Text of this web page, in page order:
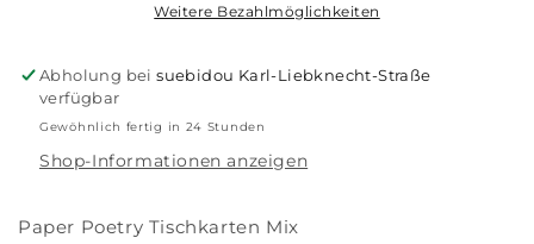
Weitere Bezahlmöglichkeiten
Abholung beisuebidou Karl-Liebknecht-Straße
verfügbar
Gewöhnlich fertig in 24 Stunden
Shop-Informationen anzeigen
Paper Poetry Tischkarten Mix